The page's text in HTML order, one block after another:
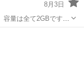
8月3日
量は全て2GBです。
然使いませんのでお